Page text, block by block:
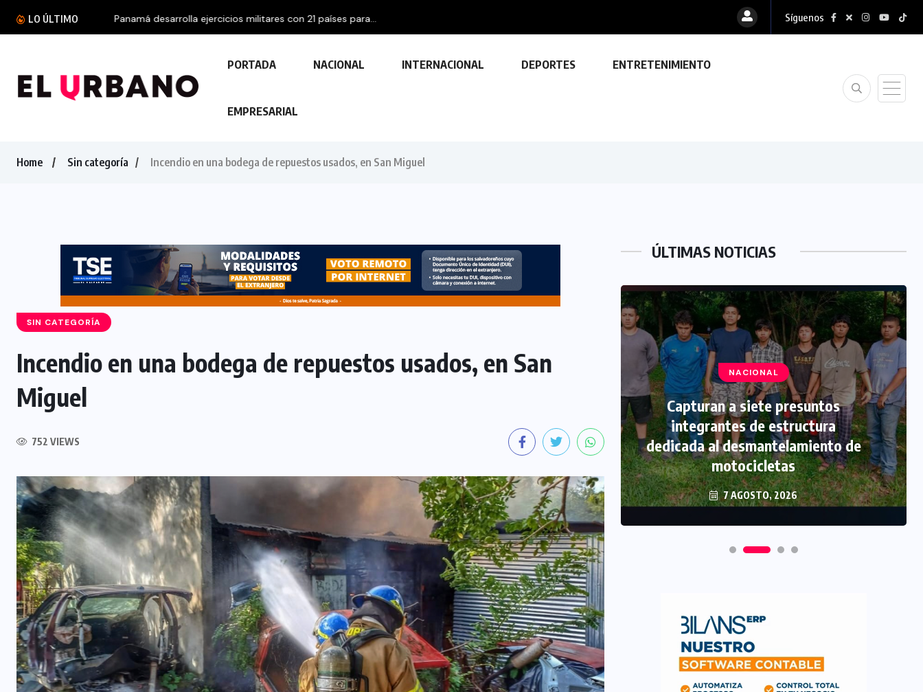
LO ÚLTIMO Panamá desarrolla ejercicios militares con 21 países para... Síguenos
PORTADA NACIONAL INTERNACIONAL DEPORTES ENTRETENIMIENTO
EMPRESARIAL
Home Sin categoría Incendio en una bodega de repuestos usados, en San Miguel
SIN CATEGORÍA
Incendio en una bodega de repuestos usados, en San
Miguel
752 VIEWS
ÚLTIMAS NOTICIAS
6 AGOSTO, 2026
23 FEBRERO, 2024
NACIONAL
Capturan a siete presuntos
integrantes de estructura
dedicada al desmantelamiento de
motocicletas
7 AGOSTO, 2026